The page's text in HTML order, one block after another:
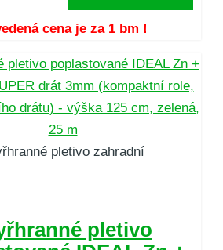
cena je za 1 bm !
pletivo zahradní
pletivo